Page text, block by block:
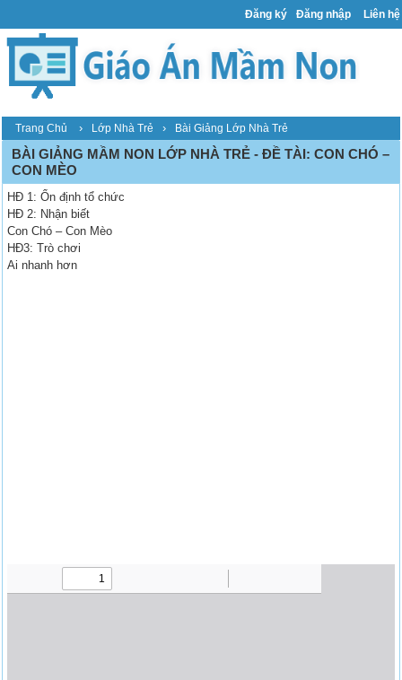
Đăng ký Đăng nhập Liên hệ
Trang Chủ › Lớp Nhà Trẻ › Bài Giảng Lớp Nhà Trẻ
BÀI GIẢNG MẦM NON LỚP NHÀ TRẺ - ĐỀ TÀI: CON CHÓ –
CON MÈO
HĐ 1: Ổn định tổ chức
HĐ 2: Nhận biết
Con Chó – Con Mèo
HĐ3: Trò chơi
Ai nhanh hơn